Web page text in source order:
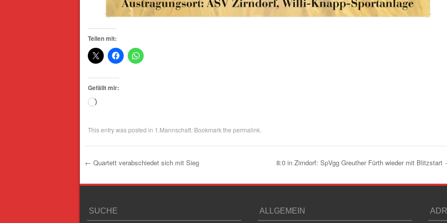
Teilen mit:
Gefällt mir:
Wird
This entry was posted in 1.Mannschaft. Bookmark the permalink
Post navigation
← Quartett verabschiedet sich mit Sieg 8:0 in Zirndorf: SpVgg Greuther Fürth wieder mit Blitzstart
SUCHE ALLGEMEIN